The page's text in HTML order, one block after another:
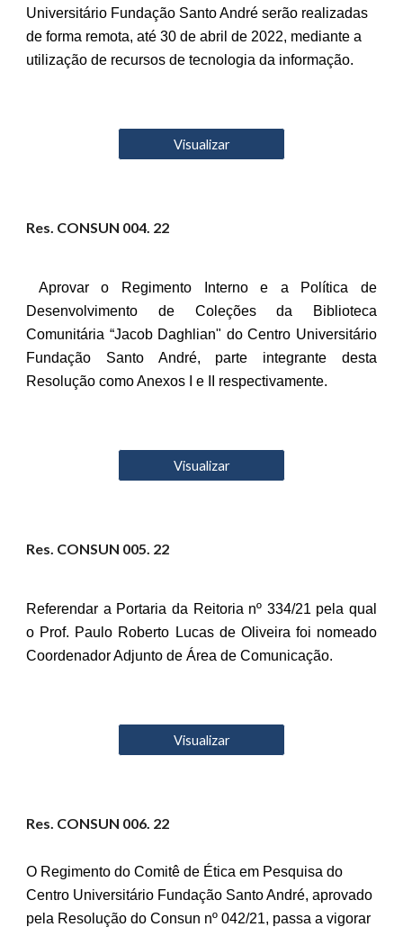
Universitário Fundação Santo André serão realizadas
de forma remota, até 30 de abril de 2022, mediante a
utilização de recursos de tecnologia da informação.
Visualizar
Res. CONSUN 004. 22
Aprovar o Regimento Interno e a Política de
Desenvolvimento de Coleções da Biblioteca
Comunitária “Jacob Daghlian" do Centro Universitário
Fundação Santo André, parte integrante desta
Resolução como Anexos I e II respectivamente.
Visualizar
Res. CONSUN 005. 22
Referendar a Portaria da Reitoria nº 334/21 pela qual
o Prof. Paulo Roberto Lucas de Oliveira foi nomeado
Coordenador Adjunto de Área de Comunicação.
Visualizar
Res. CONSUN 006. 22
O Regimento do Comitê de Ética em Pesquisa do
Centro Universitário Fundação Santo André, aprovado
pela Resolução do Consun nº 042/21, passa a vigorar